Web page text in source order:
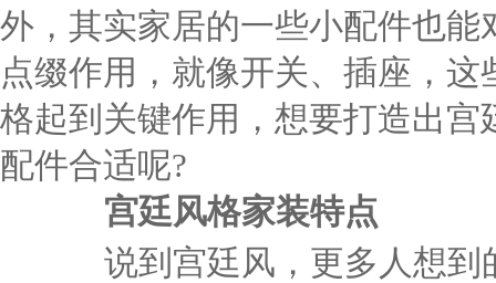
外，其实家居的一些小配件也能
点缀作用，就像开关、插座，
格起到关键作用，想要打造出宫
配件合适呢?
宫廷风格家装特点
说到宫廷风，更多人想到